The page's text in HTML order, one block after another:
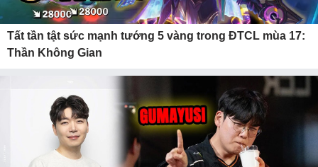
Tất tần tật sức mạnh tướng 5 vàng trong ĐTCL mùa 17:
Thần Không Gian